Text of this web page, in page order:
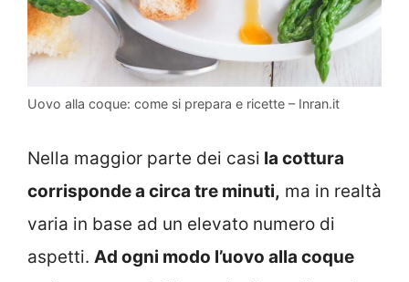
Uovo alla coque: come si prepara e ricette – Inran.it
Nella maggior parte dei casi la cottura
corrisponde a circa tre minuti, ma in realtà
varia in base ad un elevato numero di
aspetti. Ad ogni modo l’uovo alla coque